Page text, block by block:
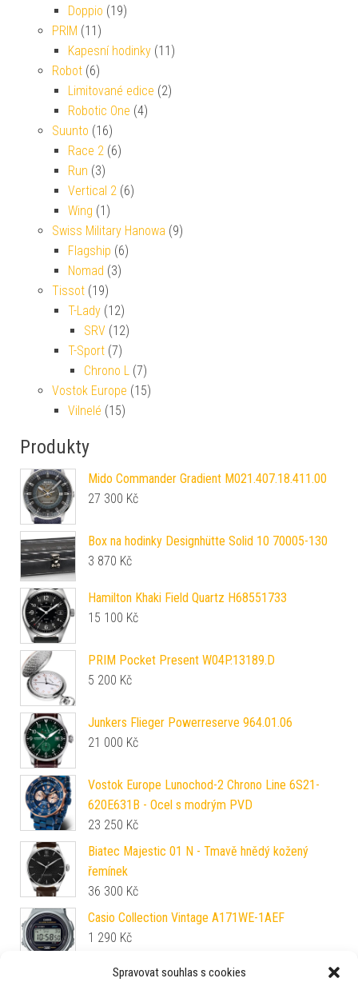
Spravovat souhlas s cookies
Doppio (19)
PRIM (11)
Kapesní hodinky (11)
Robot (6)
Limitované edice (2)
Robotic One (4)
Suunto (16)
Race 2 (6)
Run (3)
Vertical 2 (6)
Wing (1)
Swiss Military Hanowa (9)
Flagship (6)
Nomad (3)
Tissot (19)
T-Lady (12)
SRV (12)
T-Sport (7)
Chrono L (7)
Vostok Europe (15)
Vilnelé (15)
Produkty
Mido Commander Gradient M021.407.18.411.00
27 300 Kč
Box na hodinky Designhütte Solid 10 70005-130
3 870 Kč
Hamilton Khaki Field Quartz H68551733
15 100 Kč
PRIM Pocket Present W04P.13189.D
5 200 Kč
Junkers Flieger Powerreserve 964.01.06
21 000 Kč
Vostok Europe Lunochod-2 Chrono Line 6S21-
620E631B - Ocel s modrým PVD
23 250 Kč
Biatec Majestic 01 N - Tmavě hnědý kožený
řemínek
36 300 Kč
Casio Collection Vintage A171WE-1AEF
1 290 Kč
Orient Sports Mako 40 Automatic RA-AC0Q11E